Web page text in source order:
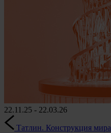
22.11.25 - 22.03.26
Татлин. Конструкция мира